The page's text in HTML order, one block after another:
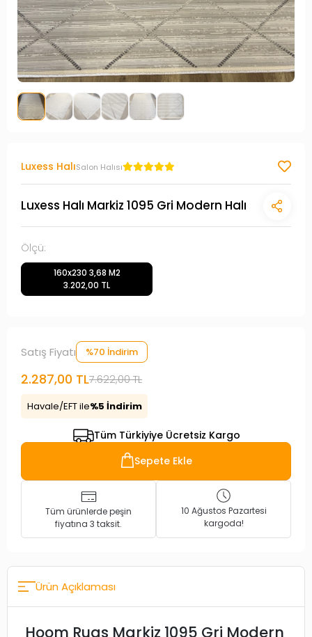
Luxess HalıSalon Halısı
Luxess Halı Markiz 1095 Gri Modern Halı
Ölçü:
160x230 3,68 M2
3.202,00 TL
Satış Fiyatı %70 İndirim
2.287,00 TL7.622,00 TL
Havale/EFT ile%5 İndirim
Tüm Türkiyiye Ücretsiz Kargo
Sepete Ekle
Tüm ürünlerde peşin
fiyatına 3 taksit.
10 Ağustos Pazartesi
kargoda!
Ürün Açıklaması
Hoom Rugs Markiz 1095 Gri Modern